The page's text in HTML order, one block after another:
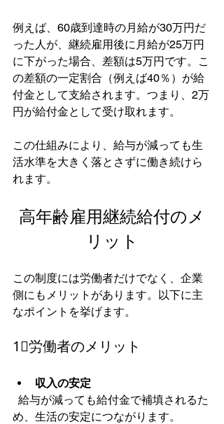
例えば、60歳到達時の月給が30万円だ
った人が、継続雇用後に月給が25万円
に下がった場合、差額は5万円です。こ
の差額の一定割合（例えば40％）が給
付金として支給されます。つまり、2万
円が給付金として受け取れます。
この仕組みにより、給与が減っても生
活水準を大きく落とさずに働き続けら
れます。
高年齢雇用継続給付のメ
リット
この制度には労働者だけでなく、企業
側にもメリットがあります。以下に主
なポイントを挙げます。
1⃣労働者のメリット
収入の安定
め、生活の安定につながります。